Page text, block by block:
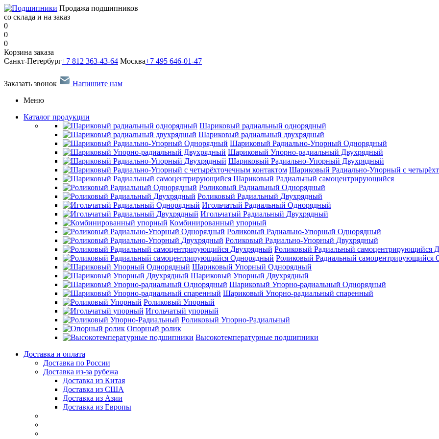
Продажа подшипников
со склада и на заказ
0
0
0
Корзина заказа
Санкт-Петербург+7 812 363-43-64 Москва+7 495 646-01-47
Заказать звонок
Напишите нам
Меню
Каталог продукции
Шариковый радиальный однорядный
Шариковый радиальный двухрядный
Шариковый Радиально-Упорный Однорядный
Шариковый Упорно-радиальный Двухрядный
Шариковый Радиально-Упорный Двухрядный
Шариковый Радиально-Упорный с
Шариковый Радиальный самоцентрирующийся
Роликовый Радиальный Однорядный
Роликовый Радиальный Двухрядный
Игольчатый Радиальный Однорядный
Игольчатый Радиальный Двухрядный
Комбинированный упорный
Роликовый Радиально-Упорный Однорядный
Роликовый Радиально-Упорный Двухрядный
Роликовый Радиальный самоцентрирующийся
Роликовый Радиальный самоцентрирующийся
Шариковый Упорный Однорядный
Шариковый Упорный Двухрядный
Шариковый Упорно-радиальный Однорядный
Шариковый Упорно-радиальный спаренный
Роликовый Упорный
Игольчатый упорный
Роликовый Упорно-Радиальный
Опорный ролик
Высокотемпературные подшипники
Доставка и оплата
Доставка по России
Доставка из-за рубежа
Доставка из Китая
Доставка из США
Доставка из Азии
Доставка из Европы